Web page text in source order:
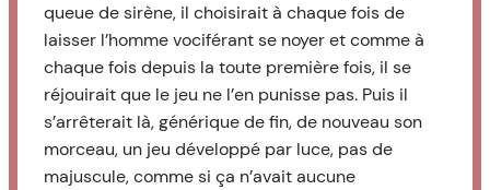
queue de sirène, il choisirait à chaque fois de
laisser l’homme vociférant se noyer et comme à
chaque fois depuis la toute première fois, il se
réjouirait que le jeu ne l’en punisse pas. Puis il
s’arrêterait là, générique de fin, de nouveau son
morceau, un jeu développé par luce, pas de
majuscule, comme si ça n’avait aucune